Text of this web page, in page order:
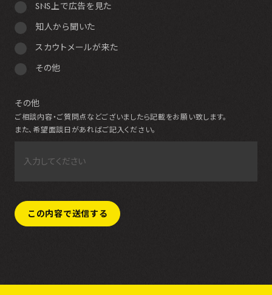
SNS上で広告を見た
知人から聞いた
スカウトメールが来た
その他
その他
ご相談内容・ご質問点などございましたら記載をお願い致します。
また、希望面談日があればご記入ください。